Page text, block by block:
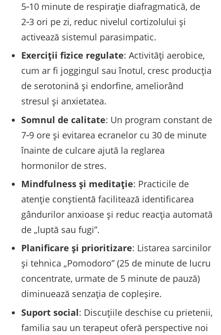
5‑10 minute de respirație diafragmatică, de
2‑3 ori pe zi, reduc nivelul cortizolului și
activează sistemul parasimpatic.
Exerciții fizice regulate: Activități aerobice,
cum ar fi joggingul sau înotul, cresc producția
de serotonină și endorfine, ameliorând
stresul și anxietatea.
Somnul de calitate: Un program constant de
7‑9 ore și evitarea ecranelor cu 30 de minute
înainte de culcare ajută la reglarea
hormonilor de stres.
Mindfulness și meditație: Practicile de
atenție conștientă facilitează identificarea
gândurilor anxioase și reduc reacția automată
de „luptă sau fugi”.
Planificare și prioritizare: Listarea sarcinilor
și tehnica „Pomodoro” (25 de minute de lucru
concentrate, urmate de 5 minute de pauză)
diminuează senzația de copleșire.
Suport social: Discuțiile deschise cu prietenii,
familia sau un terapeut oferă perspective noi